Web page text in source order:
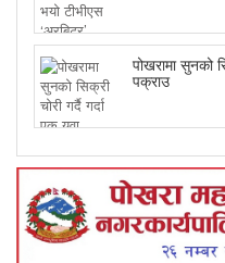
पोखरामा सुनको
पक्राउ